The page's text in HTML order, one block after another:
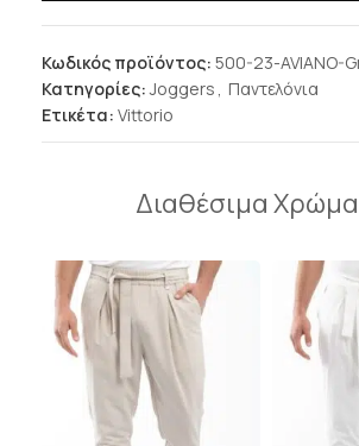
Κωδικός προϊόντος: 500-23-AVIANO-
Κατηγορίες: Joggers , Παντελόνια
Ετικέτα: Vittorio
Διαθέσιμα